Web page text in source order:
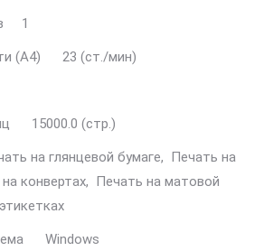
1
(A4) 23 (ст./мин)
15000.0 (стр.)
на глянцевой бумаге, Печать на
конвертах, Печать на матовой
Windows